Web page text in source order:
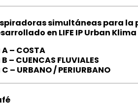
simultáneas para la
en LIFE IP Urban Klima
– COSTA
– CUENCAS FLUVIALES
– URBANO / PERIURBANO